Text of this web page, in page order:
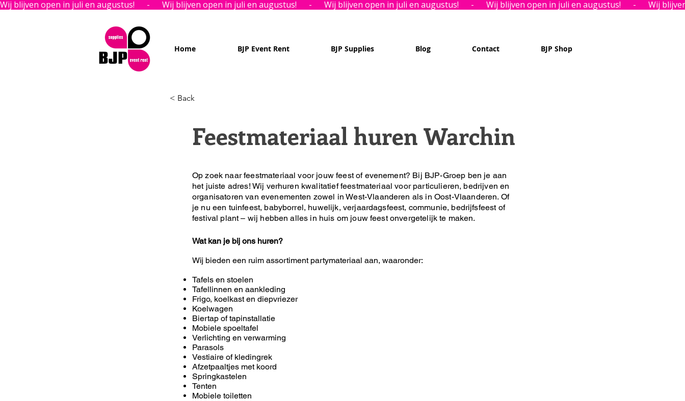
Wij blijven open in juli en augustus!      -
Home BJP Event Rent BJP Supplies Blog Contact BJP Shop
< Back
Feestmateriaal huren Warchin
Op zoek naar feestmateriaal voor jouw feest of evenement? Bij BJP-Groep ben je aan
het juiste adres! Wij verhuren kwalitatief feestmateriaal voor particulieren, bedrijven en
organisatoren van evenementen zowel in West-Vlaanderen als in Oost-Vlaanderen. Of
je nu een tuinfeest, babyborrel, huwelijk, verjaardagsfeest, communie, bedrijfsfeest of
festival plant – wij hebben alles in huis om jouw feest onvergetelijk te maken.
Wat kan je bij ons huren?
Wij bieden een ruim assortiment partymateriaal aan, waaronder:
Tafels en stoelen
Tafellinnen en aankleding
Frigo, koelkast en diepvriezer
Koelwagen
Biertap of tapinstallatie
Mobiele spoeltafel
Verlichting en verwarming
Parasols
Vestiaire of kledingrek
Afzetpaaltjes met koord
Springkastelen
Tenten
Mobiele toiletten